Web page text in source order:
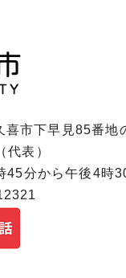
市下早見85番地
表）
45分から午後4時